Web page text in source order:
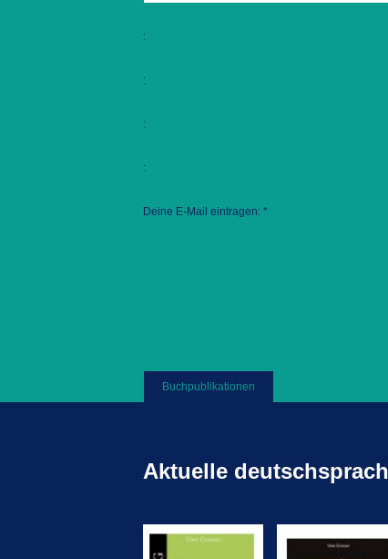
:
:
:
:
Deine E-Mail eintragen: *
Buchpublikationen
Aktuelle